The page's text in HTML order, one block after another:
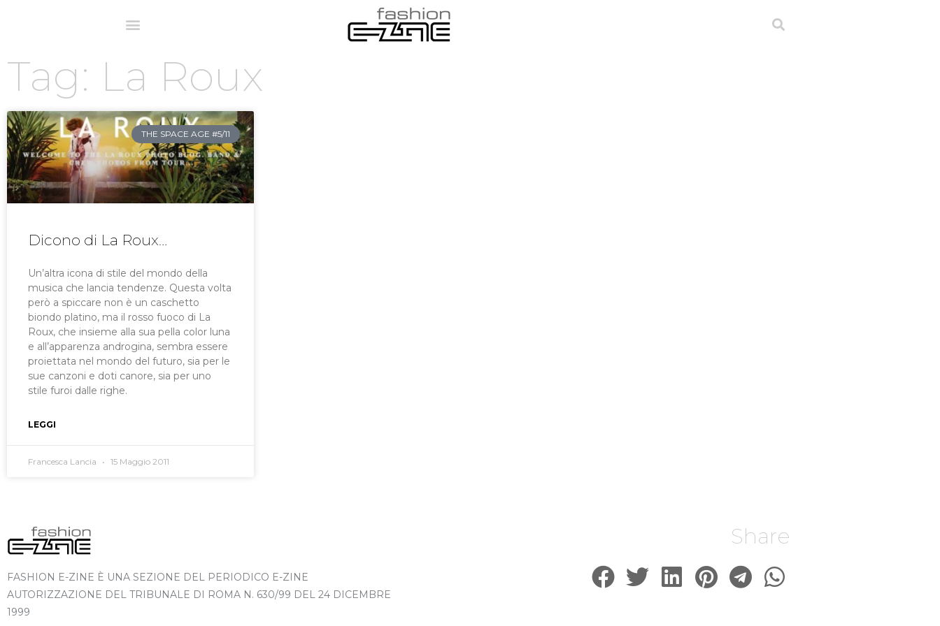
Tag: La Roux
THE SPACE AGE #5/11
Dicono di La Roux…
Un’altra icona di stile del mondo della
musica che lancia tendenze. Questa volta
però a spiccare non è un caschetto
biondo platino, ma il rosso fuoco di La
Roux, che insieme alla sua pella color luna
e all’apparenza androgina, sembra essere
proiettata nel mondo del futuro, sia per le
sue canzoni e doti canore, sia per uno
stile furoi dalle righe.
LEGGI
Francesca Lancia 15 Maggio 2011
FASHION E-ZINE È UNA SEZIONE DEL PERIODICO E-ZINE
AUTORIZZAZIONE DEL TRIBUNALE DI ROMA N. 630/99 DEL 24 DICEMBRE
1999
Share